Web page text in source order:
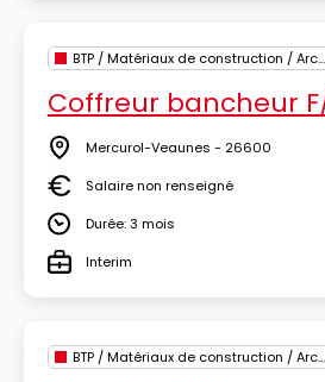
BTP / Matériaux de construction / Architecture
Coffreur bancheur
Lieu Mercurol-Veaunes - 26600
SalaireSalaire non renseigné
DuréeDurée: 3 mois
TypeInterim
BTP / Matériaux de construction / Architecture